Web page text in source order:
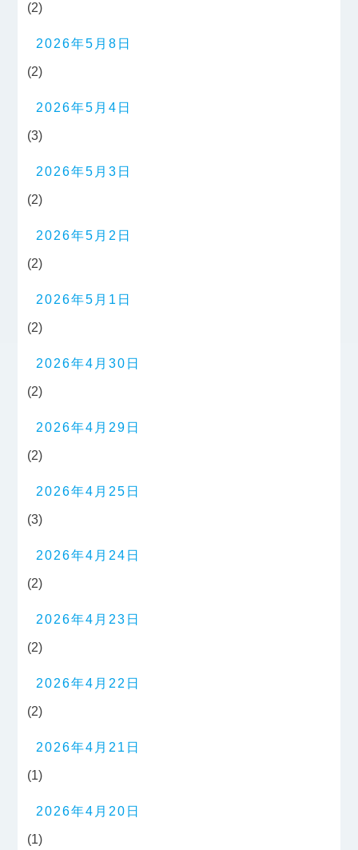
(2)
2026年5月8日
(2)
2026年5月4日
(3)
2026年5月3日
(2)
2026年5月2日
(2)
2026年5月1日
(2)
2026年4月30日
(2)
2026年4月29日
(2)
2026年4月25日
(3)
2026年4月24日
(2)
2026年4月23日
(2)
2026年4月22日
(2)
2026年4月21日
(1)
2026年4月20日
(1)